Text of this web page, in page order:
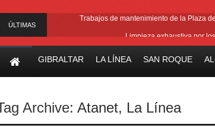
ÚLTIMAS
NOTICIAS
Trabajos de mantenimiento de la Plaza
Limpieza exhaustiva por
GIBRALTAR LA LÍNEA SAN ROQUE
Archive: Atanet, La Línea